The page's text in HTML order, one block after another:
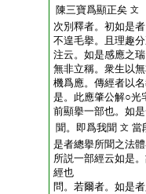
陳三寶爲顯正矣 文
次別釋者。初如是
不遑毛擧。且理趣
注云。如是感應之
無非立稱。衆生以
機爲應。傳經者以
是。此應肇公解○光
前顯擧一部也。如
聞。即爲我聞 文 當
是者總擧所聞之法
所説一部經云如是
經也
問。若爾者。如是